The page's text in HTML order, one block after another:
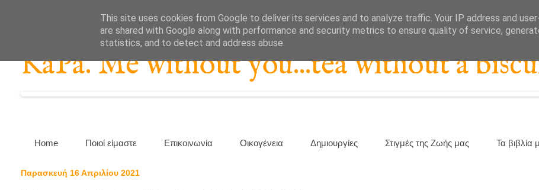
KaPa. Me without you...tea without a
Home Ποιοί είμαστε Επικοινωνία Οικογένεια Δημιουργίες Στιγμές της Ζωής μας Τα βιβλία
Παρασκευή 16 Απριλίου 2021
This site uses cookies from Google to deliver its services and to analyze traffic. Your IP address and
are shared with Google along with performance and security metrics to ensure quality of service,
statistics, and to detect and address abuse.